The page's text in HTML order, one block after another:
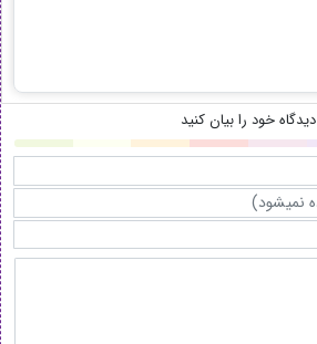
دیدگاه خود را بیان کنید